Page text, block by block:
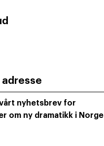
adresse
vårt nyhetsbrev for
om ny dramatikk i Norge